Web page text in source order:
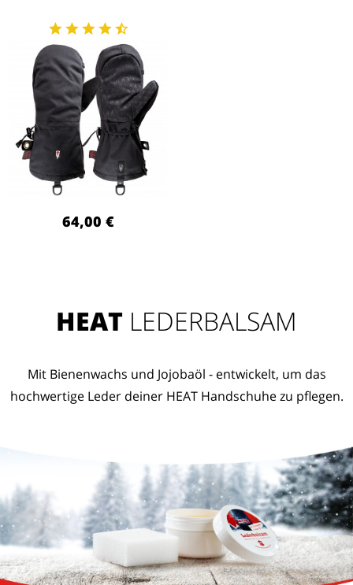
64,00 €
HEAT LEDERBALSAM
Mit Bienenwachs und Jojobaöl - entwickelt, um das
hochwertige Leder deiner HEAT Handschuhe zu pflegen.